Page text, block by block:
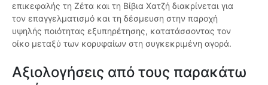
επικεφαλής τη Ζέτα και τη Βίβια Χατζή διακρίνεται για
τον επαγγελματισμό και τη δέσμευση στην παροχή
υψηλής ποιότητας εξυπηρέτησης, κατατάσσοντας τον
οίκο μεταξύ των κορυφαίων στη συγκεκριμένη αγορά.
Αξιολογήσεις από τους παρακάτω